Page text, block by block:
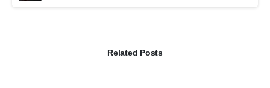
Related Posts